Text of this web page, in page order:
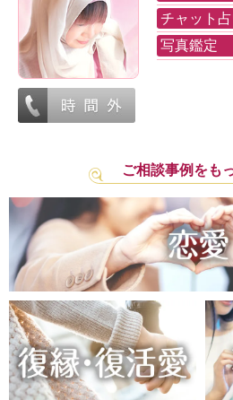
チャット
写真鑑定
ご相談事例をも